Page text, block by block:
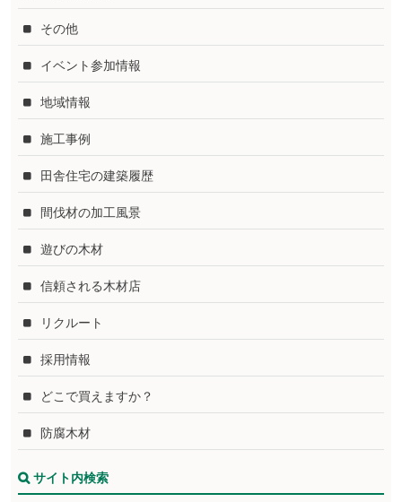
その他
イベント参加情報
地域情報
施工事例
田舎住宅の建築履歴
間伐材の加工風景
遊びの木材
信頼される木材店
リクルート
採用情報
どこで買えますか？
防腐木材
サイト内検索